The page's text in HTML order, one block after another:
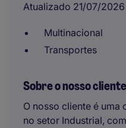
Atualizado 21/07/2026
Multinacional
Transportes
Sobre o nosso cliente
O nosso cliente é
no setor Industrial,